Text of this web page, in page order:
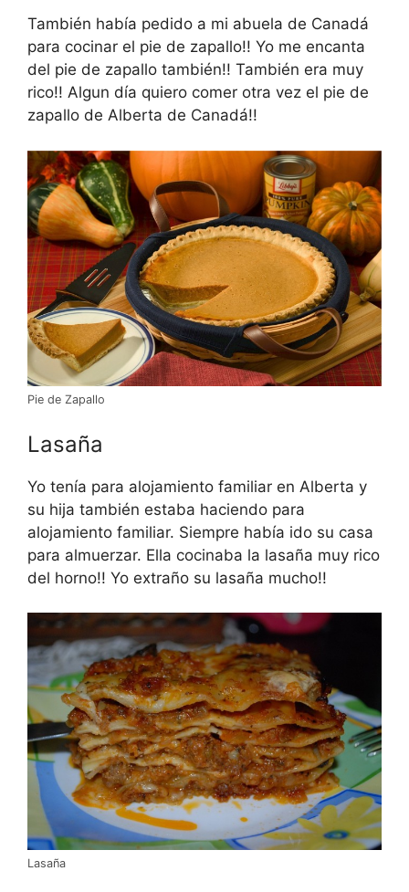
También había pedido a mi abuela de Canadá
para cocinar el pie de zapallo!! Yo me encanta
del pie de zapallo también!! También era muy
rico!! Algun día quiero comer otra vez el pie de
zapallo de Alberta de Canadá!!
Pie de Zapallo
Lasaña
Yo tenía para alojamiento familiar en Alberta y
su hija también estaba haciendo para
alojamiento familiar. Siempre había ido su casa
para almuerzar. Ella cocinaba la lasaña muy rico
del horno!! Yo extraño su lasaña mucho!!
Lasaña